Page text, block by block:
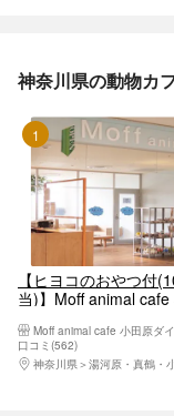
神奈川県の動物カ
1位
【ヒヨコのおやつ付
当)】Moff animal
Moff animal cafe 小田原ダ
口コミ(562)
神奈川県
湯河原・真鶴・